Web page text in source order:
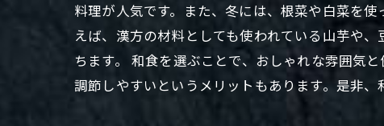
料理が人気です。また、冬には、根菜や白菜を
えば、漢方の材料としても使われている山芋や
ちます。 和食を選ぶことで、おしゃれな雰囲気
調節しやすいというメリットもあります。是非